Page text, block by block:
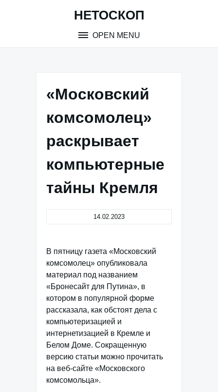
НЕТОСКОП
OPEN MENU
«Московский
комсомолец»
раскрывает
компьютерные
тайны Кремля
14.02.2023
В пятницу газета «Московский
комсомолец» опубликовала
материал под названием
«Бронесайт для Путина», в
котором в популярной форме
рассказала, как обстоят дела с
компьютеризацией и
интернетизацией в Кремле и
Белом Доме. Сокращенную
версию статьи можно прочитать
на веб-сайте «Московского
комсомольца».